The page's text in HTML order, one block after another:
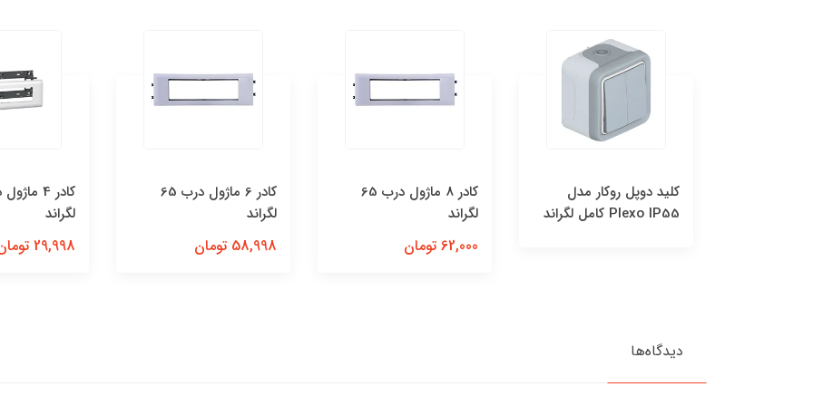
کليد دوپل روکار مدل
Plexo IP55 کامل لگراند
كادر 8 ماژول درب 65
لگراند
62,000 تومان
كادر 6 ماژول درب 65
لگراند
58,998 تومان
لگراند
29,998 تومان
دیدگاه‌ها